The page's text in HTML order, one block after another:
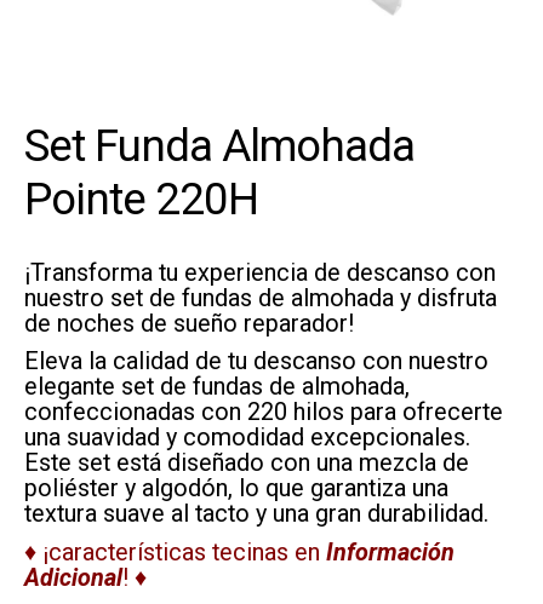
Set Funda Almohada
Pointe 220H
¡Transforma tu experiencia de descanso con
nuestro set de fundas de almohada y disfruta
de noches de sueño reparador!
Eleva la calidad de tu descanso con nuestro
elegante set de fundas de almohada,
confeccionadas con 220 hilos para ofrecerte
una suavidad y comodidad excepcionales.
Este set está diseñado con una mezcla de
poliéster y algodón, lo que garantiza una
textura suave al tacto y una gran durabilidad.
♦ ¡características tecinas en Información
Adicional! ♦